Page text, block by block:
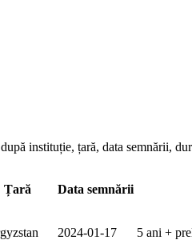
instituție, țară, data semnării,
Țară Data semnării
2024‑01‑17 5 ani +